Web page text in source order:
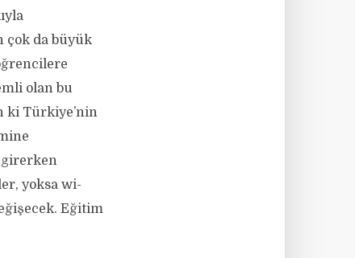
çok da büyük
olan bu
ki Türkiye’nin
girerken
yoksa wi-
Eğitim